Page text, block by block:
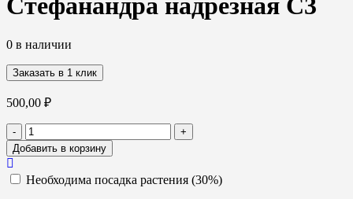
Стефанандра надрезная С3
0 в наличии
Заказать в 1 клик
500,00 ₽
-
Количество
товара
Стефанандра
С3
+
Добавить в корзину
Необходима посадка растения (30%)